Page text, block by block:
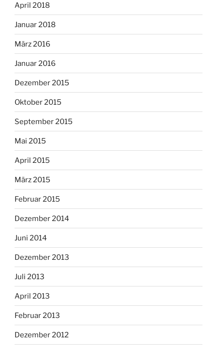
April 2018
Januar 2018
März 2016
Januar 2016
Dezember 2015
Oktober 2015
September 2015
Mai 2015
April 2015
März 2015
Februar 2015
Dezember 2014
Juni 2014
Dezember 2013
Juli 2013
April 2013
Februar 2013
Dezember 2012